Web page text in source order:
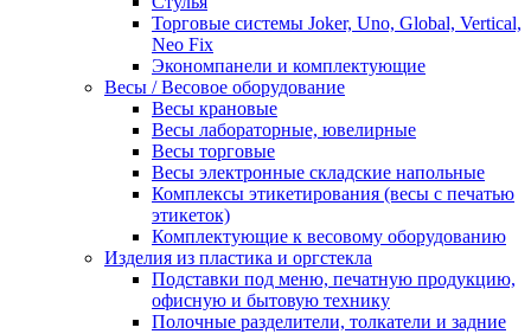
Торговые системы Joker, Uno, Global, Vertical,
Neo Fix
Экономпанели и комплектующие
Весы / Весовое оборудование
Весы крановые
Весы лабораторные, ювелирные
Весы торговые
Весы электронные складские напольные
Комплексы этикетирования (весы с печатью
этикеток)
Комплектующие к весовому оборудованию
Изделия из пластика и оргстекла
Подставки под меню, печатную продукцию,
офисную и бытовую технику
Полочные разделители, толкатели и задние